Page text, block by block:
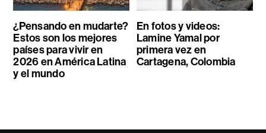
¿Pensando en mudarte?
Estos son los mejores
países para vivir en
2026 en América Latina
y el mundo
En fotos y videos:
Lamine Yamal por
primera vez en
Cartagena, Colombia